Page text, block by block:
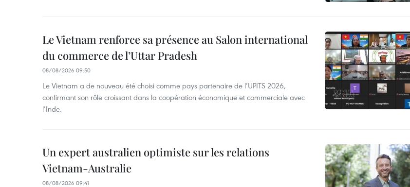
Le Vietnam renforce sa présence au Salon international
du commerce de l’Uttar Pradesh
08/08/2026 09:50
Le Vietnam a de nouveau été choisi comme pays partenaire de l’UPITS 2026,
confirmant son rôle croissant dans la coopération économique et commerciale avec
l’Inde.
Un expert australien optimiste sur les relations
Vietnam-Australie
08/08/2026 09:41